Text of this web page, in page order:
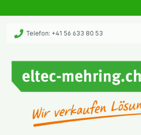
Telefon: +41 56 633 80 53